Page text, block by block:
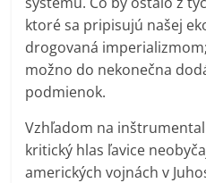
ktoré sa pripisujú našej
drogovaná
možno do nekonečna
podmienok.
Vzhľadom na
kritický hlas ľavice
amerických vojnách v